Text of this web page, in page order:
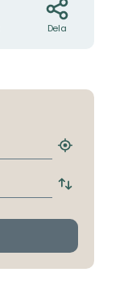
Dela
Hitta
hållplats
Byt
och